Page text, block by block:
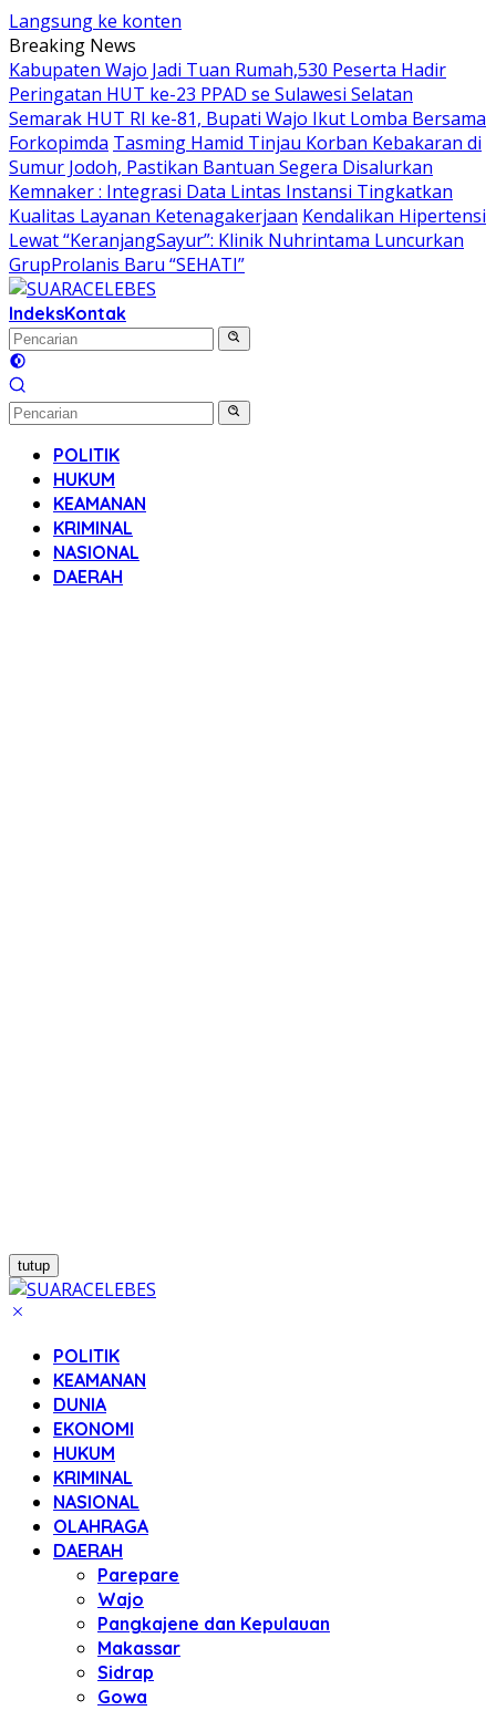
Langsung ke konten
Breaking News
Kabupaten Wajo Jadi Tuan Rumah,530 Peserta Hadir
Peringatan HUT ke-23 PPAD se Sulawesi Selatan
Semarak HUT RI ke-81, Bupati Wajo Ikut Lomba Bersama
Forkopimda Tasming Hamid Tinjau Korban Kebakaran di
Sumur Jodoh, Pastikan Bantuan Segera Disalurkan
Kemnaker : Integrasi Data Lintas Instansi Tingkatkan
Kualitas Layanan Ketenagakerjaan Kendalikan Hipertensi
Lewat “KeranjangSayur”: Klinik Nuhrintama Luncurkan
GrupProlanis Baru “SEHATI”
IndeksKontak
POLITIK
HUKUM
KEAMANAN
KRIMINAL
NASIONAL
DAERAH
tutup
POLITIK
KEAMANAN
DUNIA
EKONOMI
HUKUM
KRIMINAL
NASIONAL
OLAHRAGA
DAERAH
Parepare
Wajo
Pangkajene dan Kepulauan
Makassar
Sidrap
Gowa